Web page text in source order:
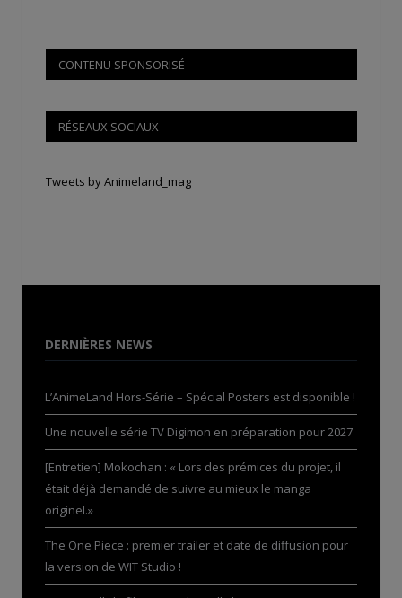
CONTENU SPONSORISÉ
RÉSEAUX SOCIAUX
Tweets by Animeland_mag
DERNIÈRES NEWS
L’AnimeLand Hors-Série – Spécial Posters est disponible !
Une nouvelle série TV Digimon en préparation pour 2027
[Entretien] Mokochan : « Lors des prémices du projet, il
était déjà demandé de suivre au mieux le manga
originel.»
The One Piece : premier trailer et date de diffusion pour
la version de WIT Studio !